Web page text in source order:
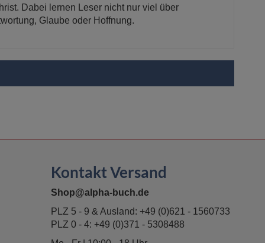
Dabei lernen Leser nicht nur viel über
Glaube oder Hoffnung.
Kontakt Versand
Shop@alpha-buch.de
PLZ 5 - 9 & Ausland: +49 (0)621 - 1560733
PLZ 0 - 4: +49 (0)371 - 5308488